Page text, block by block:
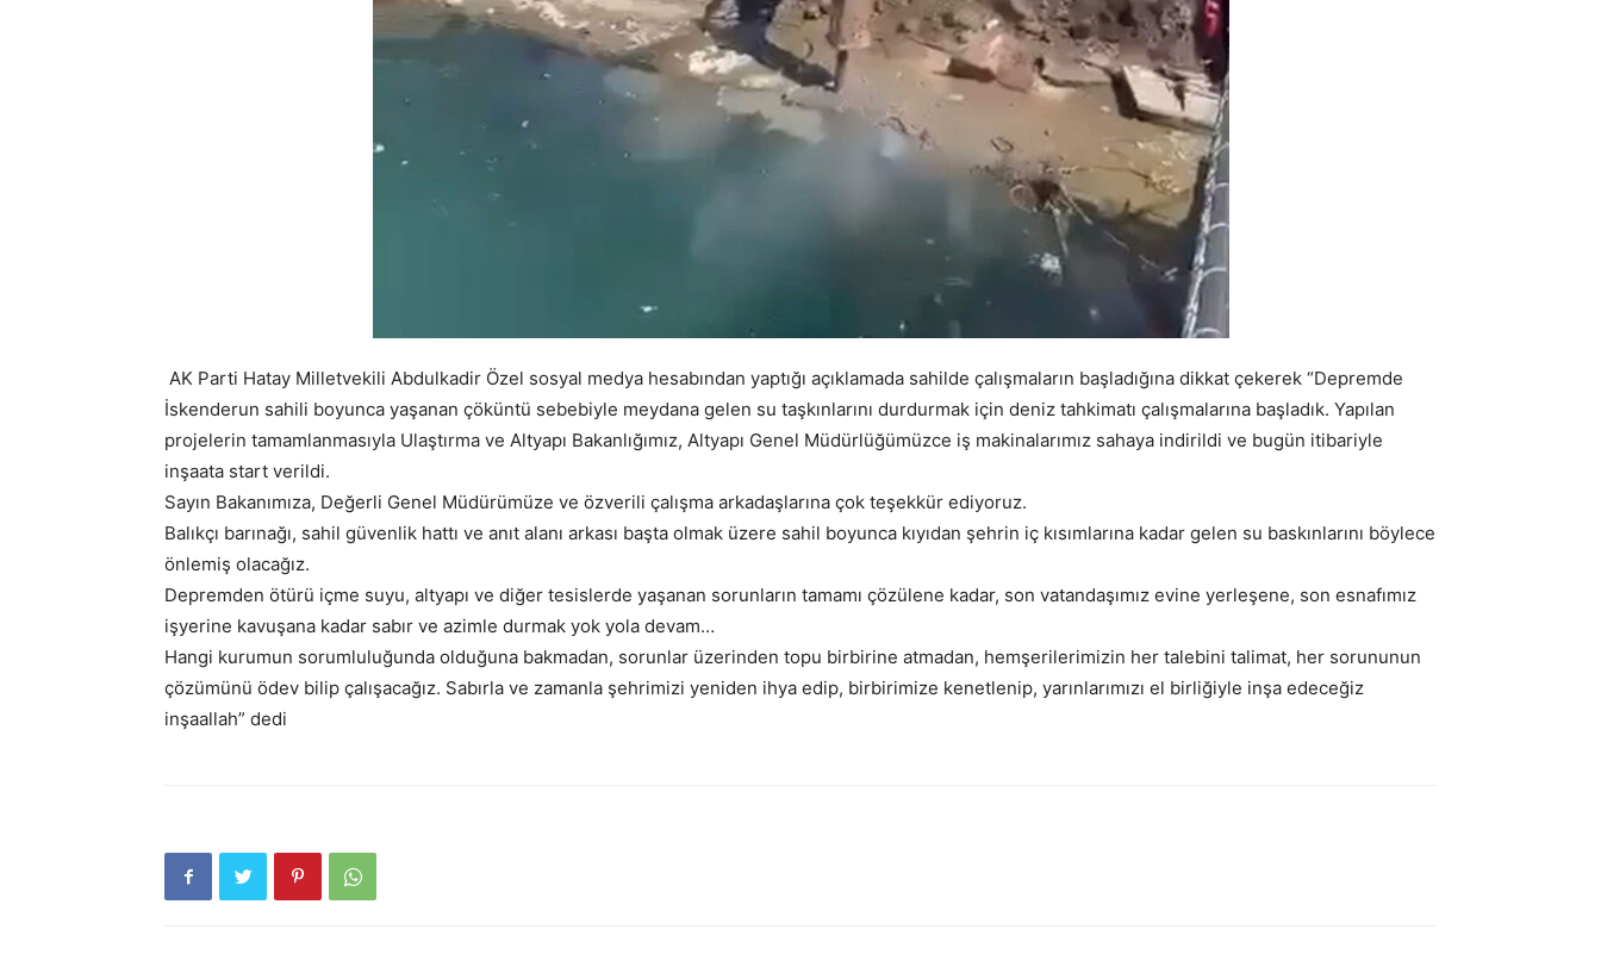
AK Parti Hatay Milletvekili Abdulkadir Özel sosyal medya hesabından yaptığı açıklamada sahilde çalışmaların başladığına dikkat çekerek “Depremde
İskenderun sahili boyunca yaşanan çöküntü sebebiyle meydana gelen su taşkınlarını durdurmak için deniz tahkimatı çalışmalarına başladık. Yapılan
projelerin tamamlanmasıyla Ulaştırma ve Altyapı Bakanlığımız, Altyapı Genel Müdürlüğümüzce iş makinalarımız sahaya indirildi ve bugün itibariyle
inşaata start verildi.
Sayın Bakanımıza, Değerli Genel Müdürümüze ve özverili çalışma arkadaşlarına çok teşekkür ediyoruz.
Balıkçı barınağı, sahil güvenlik hattı ve anıt alanı arkası başta olmak üzere sahil boyunca kıyıdan şehrin iç kısımlarına kadar gelen su baskınlarını böylece
önlemiş olacağız.
Depremden ötürü içme suyu, altyapı ve diğer tesislerde yaşanan sorunların tamamı çözülene kadar, son vatandaşımız evine yerleşene, son esnafımız
işyerine kavuşana kadar sabır ve azimle durmak yok yola devam…
Hangi kurumun sorumluluğunda olduğuna bakmadan, sorunlar üzerinden topu birbirine atmadan, hemşerilerimizin her talebini talimat, her sorununun
çözümünü ödev bilip çalışacağız. Sabırla ve zamanla şehrimizi yeniden ihya edip, birbirimize kenetlenip, yarınlarımızı el birliğiyle inşa edeceğiz
inşaallah” dedi